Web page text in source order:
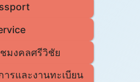
มงคลศรีวิชัย
ารและงานทะเบียน